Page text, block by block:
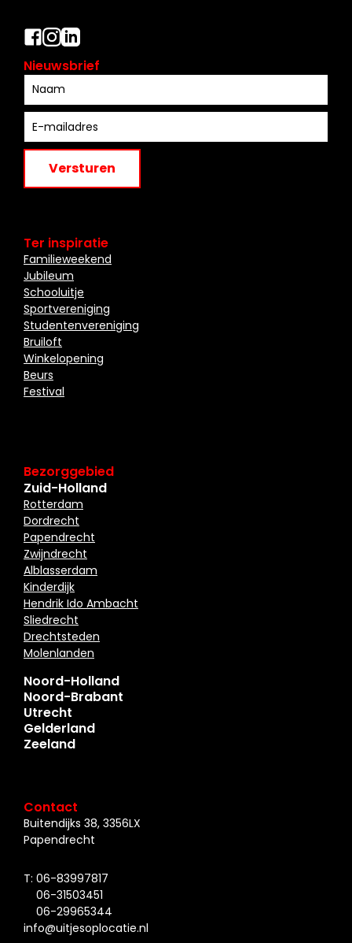
Nieuwsbrief
Versturen
Ter inspiratie
Familieweekend
Jubileum
Schooluitje
Sportvereniging
Studentenvereniging
Bruiloft
Winkelopening
Beurs
Festival
Bezorggebied
Zuid-Holland
Rotterdam
Dordrecht
Papendrecht
Zwijndrecht
Alblasserdam
Kinderdijk
Hendrik Ido Ambacht
Sliedrecht
Drechtsteden
Molenlanden
Noord-Holland
Noord-Brabant
Utrecht
Gelderland
Zeeland
Contact
Buitendijks 38, 3356LX
Papendrecht
T: 06-83997817
06-31503451
06-29965344
info@uitjesoplocatie.nl